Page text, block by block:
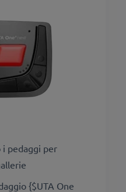
i pedaggi per
{$UTA One